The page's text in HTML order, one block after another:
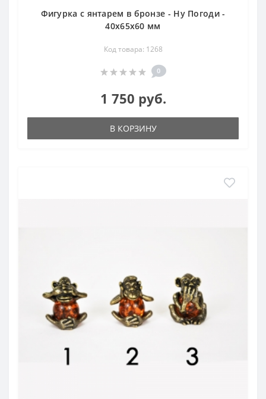
Фигурка с янтарем в бронзе - Ну Погоди -
40х65х60 мм
Код товара: 1268
0
1 750 руб.
В КОРЗИНУ